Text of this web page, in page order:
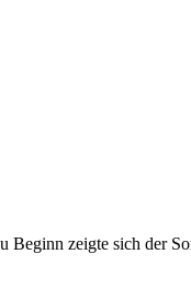
zeigte sich der